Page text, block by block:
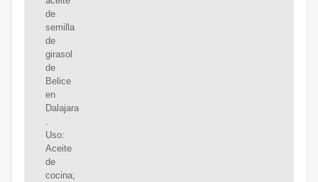
de
semilla
de
girasol
de
Belice
en
Dalajara
.
Uso:
Aceite
de
cocina;